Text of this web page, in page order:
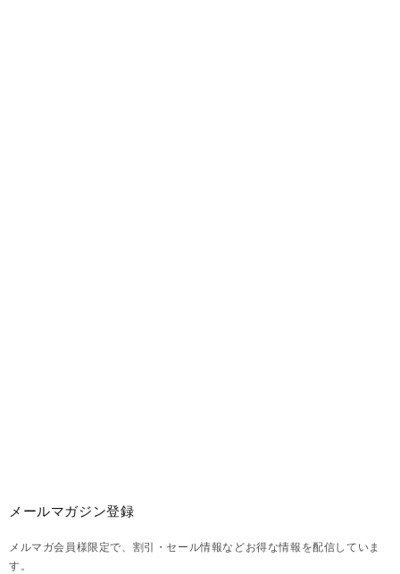
メールマガジン登録
メルマガ会員様限定で、割引・セール情報などお得な情報を配信していま
す。